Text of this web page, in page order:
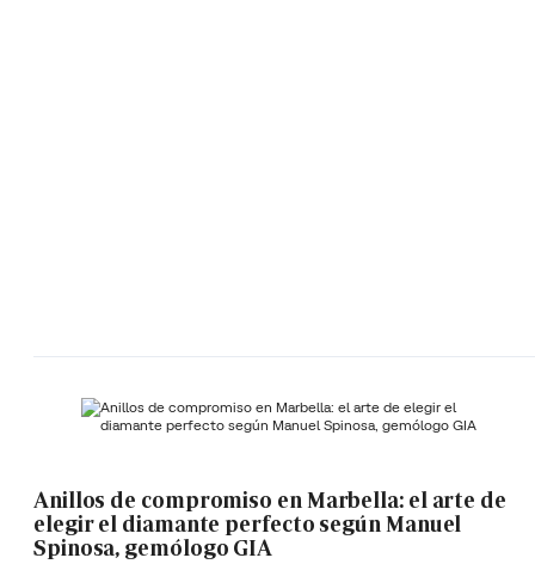
Anillos de compromiso en Marbella: el arte de
elegir el diamante perfecto según Manuel
Spinosa, gemólogo GIA